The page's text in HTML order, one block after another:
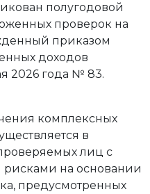
полугодовой
проверок на
приказом
доходов
2026 года № 83.
комплексных
в
лиц с
на основании
предусмотренных